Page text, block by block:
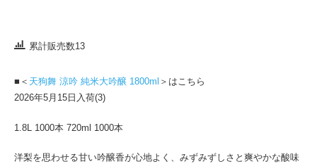
720ml累計販売数13
■＜ 天狗舞 涼吟 純米大吟醸 1800ml ＞はこちら
2026年5月15日入荷(3)
1.8L 1000本 720ml 1000本
洋梨を思わせる甘い吟醸香が心地よく、みずみずしさと爽やかな酸味